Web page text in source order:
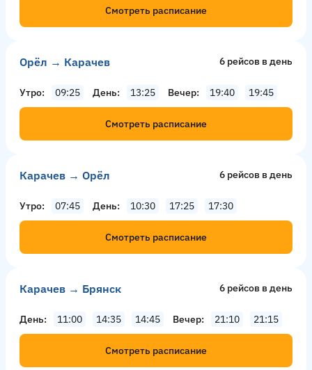
Смотреть расписание
Орёл → Карачев 6 рейсов в день
Утро 09:25 День 13:25 Вечер 19:40 19:45
Смотреть расписание
Карачев → Орёл 6 рейсов в день
Утро 07:45 День 10:30 17:25 17:30
Смотреть расписание
Карачев → Брянск 6 рейсов в день
День 11:00 14:35 14:45 Вечер 21:10 21:15
Смотреть расписание